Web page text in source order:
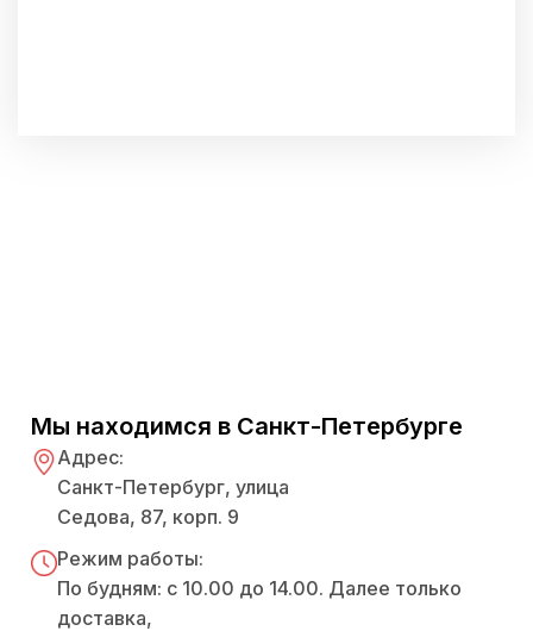
Мы находимся в Санкт-Петербурге
Адрес:
Санкт-Петербург, улица
Седова, 87, корп. 9
Режим работы:
По будням: с 10.00 до 14.00. Далее только
доставка,